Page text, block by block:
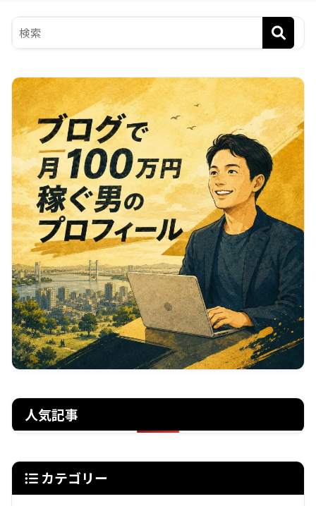
人気記事
カテゴリー